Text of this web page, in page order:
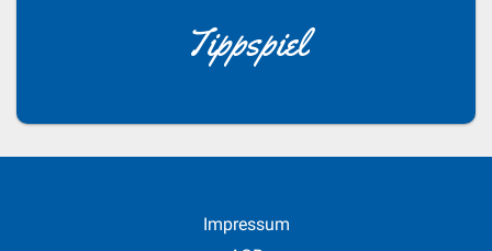
Tippspiel
Impressum